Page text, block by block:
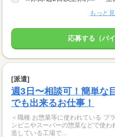
もっと
応募する（バ
[派遣]
週3日〜相談可！簡単な
でも出来るお仕事！
＜職種 お惣菜等に使われている プ
ンビニやスーパーの惣菜などで使
造している工場で...